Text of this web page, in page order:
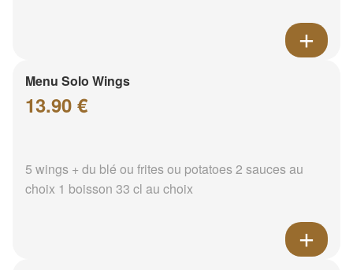
Menu Solo Wings
13.90 €
5 wings + du blé ou frites ou potatoes 2 sauces au
choix 1 boisson 33 cl au choix